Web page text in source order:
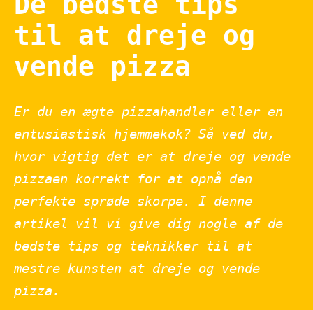
til at dreje og
vende pizza
Er du en ægte pizzahandler eller en
entusiastisk hjemmekok? Så ved du,
hvor vigtig det er at dreje og vende
pizzaen korrekt for at opnå den
perfekte sprøde skorpe. I denne
artikel vil vi give dig nogle af de
bedste tips og teknikker til at
mestre kunsten at dreje og vende
pizza.